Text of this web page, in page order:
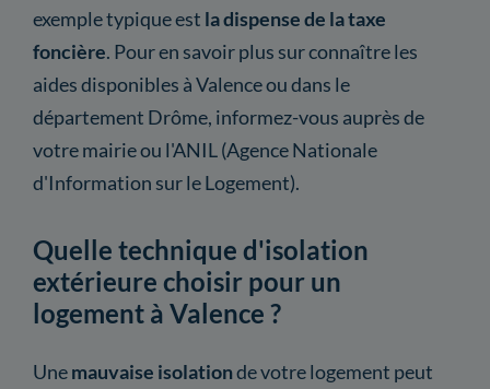
exemple typique est la dispense de la taxe
foncière. Pour en savoir plus sur connaître les
aides disponibles à Valence ou dans le
département Drôme, informez-vous auprès de
votre mairie ou l'ANIL (Agence Nationale
d'Information sur le Logement).
Quelle technique d'isolation
extérieure choisir pour un
logement à Valence ?
Unemauvaise isolationde votre logement peut